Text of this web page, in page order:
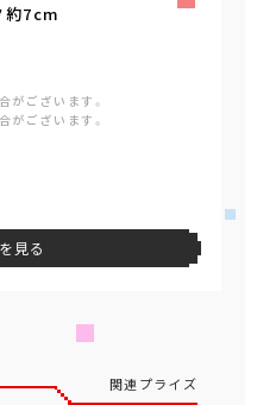
約7cm
がございます。
がございます。
見る
関連プライズ